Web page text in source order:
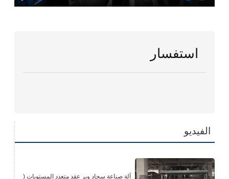
Play Mute
Enter
استفسار
الفيديو
آلة صناعة سجاد وبر عقد متعدد المستويات (